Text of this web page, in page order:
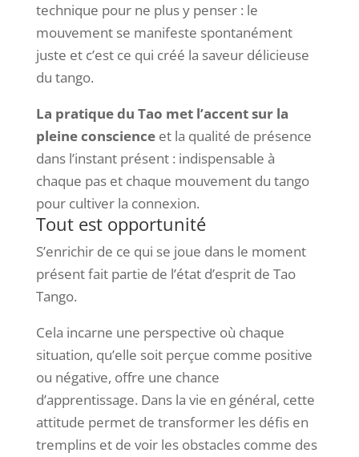
technique pour ne plus y penser : le
mouvement se manifeste spontanément
juste et c’est ce qui créé la saveur délicieuse
du tango.
La pratique du Tao met l’accent sur la
pleine conscienceet la qualité de présence
dans l’instant présent : indispensable à
chaque pas et chaque mouvement du tango
pour cultiver la connexion.
Tout est opportunité
S’enrichir de ce qui se joue dans le moment
présent fait partie de l’état d’esprit de Tao
Tango.
Cela incarne une perspective où chaque
situation, qu’elle soit perçue comme positive
ou négative, offre une chance
d’apprentissage. Dans la vie en général, cette
attitude permet de transformer les défis en
tremplins et de voir les obstacles comme des